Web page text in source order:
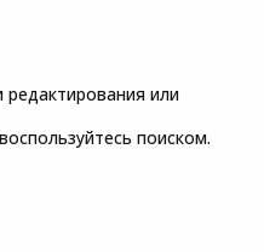
или
поиском.